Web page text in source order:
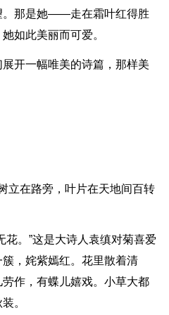
。那是她——走在霜叶红得胜
如此美丽而可爱。
开一幅唯美的诗篇，那样美
立在路旁，叶片在天地间百转
。”这是大诗人袁缜对菊喜爱
，姹紫嫣红。花里散着清
作，有蝶儿嬉戏。小草大都
。